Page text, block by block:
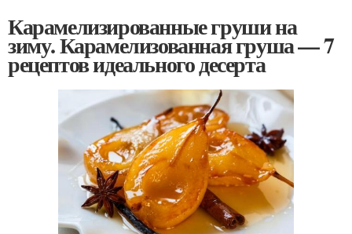
Карамелизированные груши на
зиму. Карамелизованная груша — 7
рецептов идеального десерта